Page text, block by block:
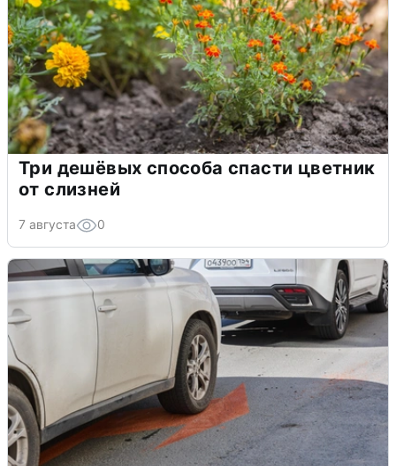
Три дешёвых способа спасти цветник
от слизней
7 августа 0